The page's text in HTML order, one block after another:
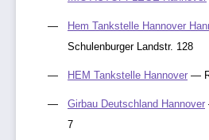
Hem Tankstelle Hannover
Schulenburger Landstr. 128
HEM Tankstelle Hannover —
Girbau Deutschland Hannover
7